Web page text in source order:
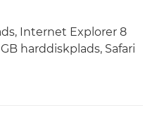
Internet Explorer 8
harddiskplads, Safari